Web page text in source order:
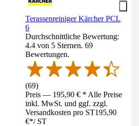
Terassenreiniger Kärcher PCL
6
Durchschnittliche Bewertung:
4.4 von 5 Sternen. 69
Bewertungen.
(69)
Preis — 195,90 € * Alle Preise
inkl. MwSt. und ggf. zzgl.
Versandkosten pro ST195,90
€*/ ST